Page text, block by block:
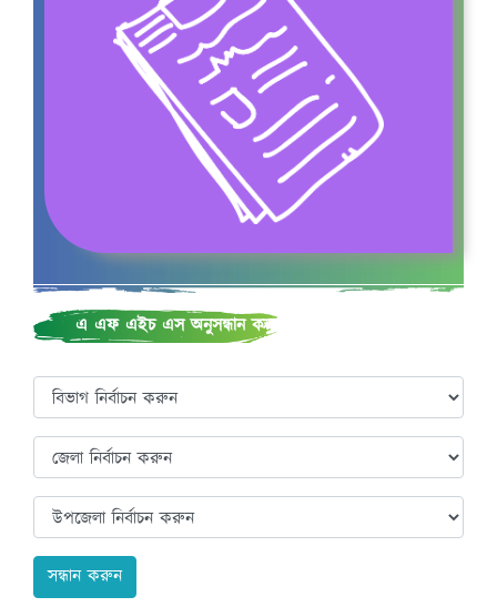
কিশোরদের স্বপ্নে বীর্যপাত
খাদ্য ও পুষ্টি
খাদ্য ও পুষ্টি চক্র
এ এফ এইচ এস অনুসন্ধান করুন
সন্ধান করুন